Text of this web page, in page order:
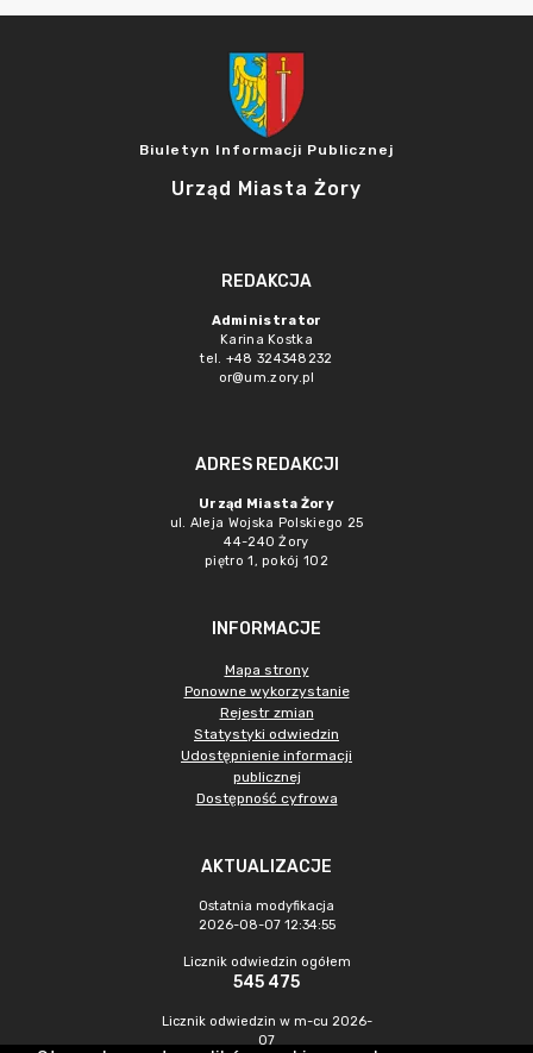
Biuletyn Informacji Publicznej
Urząd Miasta Żory
REDAKCJA
Administrator
Karina Kostka
tel. +48 324348232
or@um.zory.pl
ADRES REDAKCJI
Urząd Miasta Żory
ul. Aleja Wojska Polskiego 25
44-240 Żory
piętro 1, pokój 102
INFORMACJE
Mapa strony
Ponowne wykorzystanie
Rejestr zmian
Statystyki odwiedzin
Udostępnienie informacji
publicznej
Dostępność cyfrowa
AKTUALIZACJE
Ostatnia modyfikacja
2026-08-07 12:34:55
Licznik odwiedzin ogółem
545 475
Licznik odwiedzin w m-cu 2026-
07